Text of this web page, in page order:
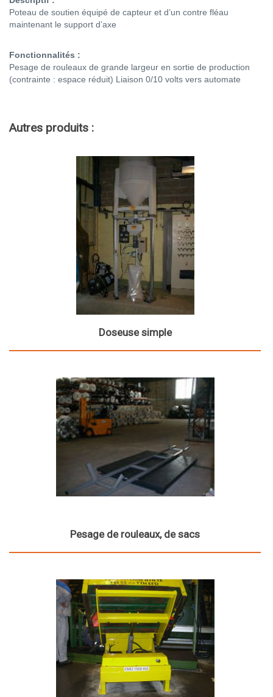
Poteau de soutien équipé de capteur et d’un contre fléau
maintenant le support d’axe
Fonctionnalités :
Pesage de rouleaux de grande largeur en sortie de production
(contrainte : espace réduit) Liaison 0/10 volts vers automate
Autres produits :
Doseuse simple
Pesage de rouleaux, de sacs